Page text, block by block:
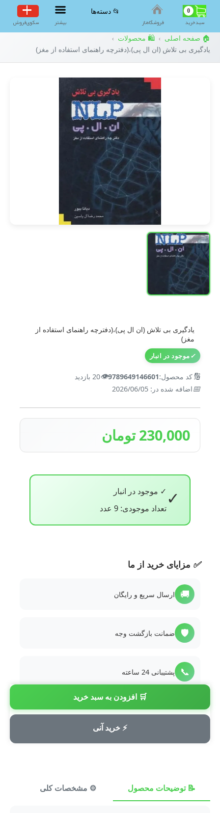
0
سبد‌خرید فروشگاه‌ناز
📂 دسته‌ها
بیشتر سکوی‌فروش
🏠 صفحه اصلی › 🛍️ محصولات ›
یادگیری بی تلاش (ان ال پی)،(دفترچه راهنمای استفاده از مغز)
یادگیری بی تلاش (ان ال پی)،(دفترچه راهنمای استفاده از
مغز)
✓موجود در انبار
🔢کد محصول:9789649146601
👁️20 بازدید
📅اضافه شده در: 2026/06/05
230,000 تومان
✓ ✓ موجود در انبار
تعداد موجودی: 9 عدد
🛒 افزودن به سبد خرید
⚡ خرید آنی
✅ مزایای خرید از ما
🚚 ارسال سریع و رایگان
🛡️ ضمانت بازگشت وجه
📞 پشتیبانی 24 ساعته
💳 پرداخت امن
📝 توضیحات محصول ⚙️ مشخصات کلی